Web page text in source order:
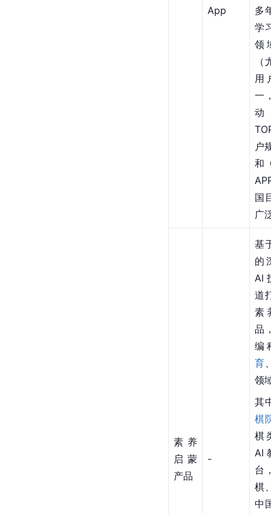
App
多
学
领
用
一
户
和
国
广
素养
启蒙
产品
-
基
的
AI
道
素
品
编
育
领
其
棋
棋
AI
台
棋
中